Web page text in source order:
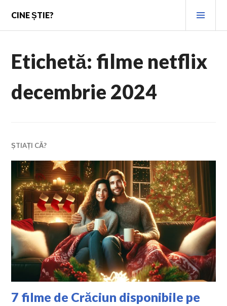
content
CINE ȘTIE?
Etichetă: filme netflix
decembrie 2024
ȘTIAȚI CĂ?
7 filme de Crăciun disponibile pe